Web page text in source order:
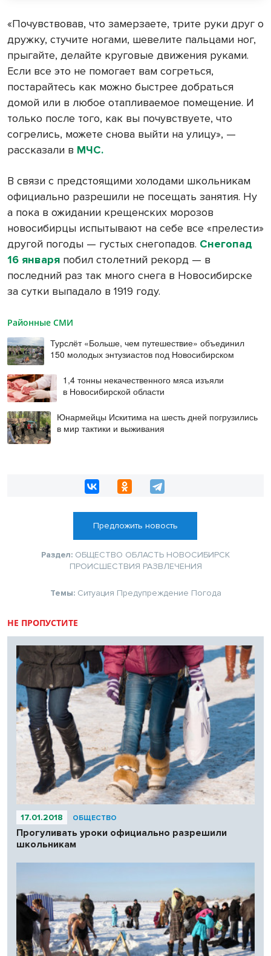
«Почувствовав, что замерзаете, трите руки друг о
дружку, стучите ногами, шевелите пальцами ног,
прыгайте, делайте круговые движения руками.
Если все это не помогает вам согреться,
постарайтесь как можно быстрее добраться
домой или в любое отапливаемое помещение. И
только после того, как вы почувствуете, что
согрелись, можете снова выйти на улицу», —
рассказали в МЧС.
В связи с предстоящими холодами школьникам
официально разрешили не посещать занятия. Ну
а пока в ожидании крещенских морозов
новосибирцы испытывают на себе все «прелести»
другой погоды — густых снегопадов. Снегопад
16 января побил столетний рекорд — в
последний раз так много снега в Новосибирске
за сутки выпадало в 1919 году.
Районные СМИ
Турслёт «Больше, чем путешествие» объединил
150 молодых энтузиастов под Новосибирском
1,4 тонны некачественного мяса изъяли
в Новосибирской области
Юнармейцы Искитима на шесть дней погрузились
в мир тактики и выживания
Предложить новость
Раздел: ОБЩЕСТВО ОБЛАСТЬ НОВОСИБИРСК
ПРОИСШЕСТВИЯ РАЗВЛЕЧЕНИЯ
Темы: Ситуация Предупреждение Погода
НЕ ПРОПУСТИТЕ
17.01.2018 ОБЩЕСТВО
Прогуливать уроки официально разрешили
школьникам